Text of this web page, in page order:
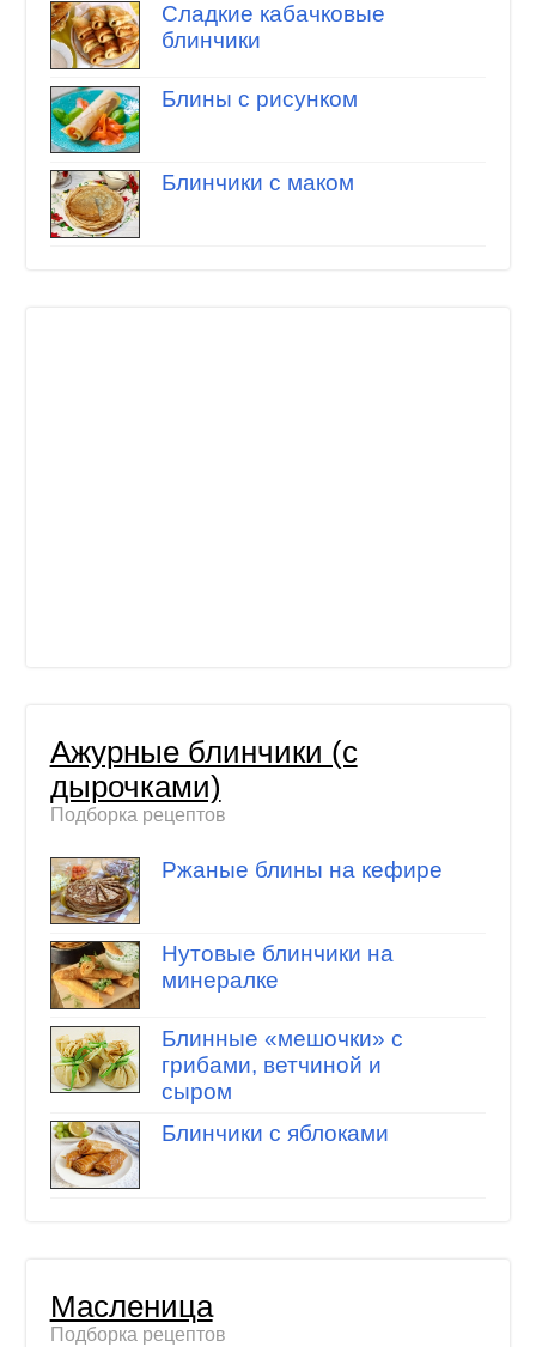
Сладкие кабачковые
блинчики
Блины с рисунком
Блинчики с маком
Ажурные блинчики (с
дырочками)
Подборка рецептов
Ржаные блины на кефире
Нутовые блинчики на
минералке
Блинные «мешочки» с
грибами, ветчиной и
сыром
Блинчики с яблоками
Масленица
Подборка рецептов